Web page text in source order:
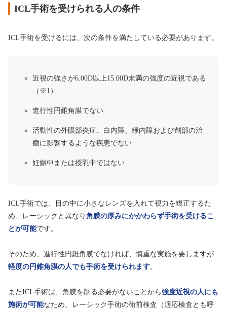
ICL手術を受けられる人の条件
ICL手術を受けるには、次の条件を満たしている必要があります。
近視の強さが6.00D以上15.00D未満の強度の近視である
（※1）
進行性円錐角膜でない
活動性の外眼部炎症、白内障、緑内障および創部の治
癒に影響するような疾患でない
妊娠中または授乳中ではない
ICL手術では、目の中に小さなレンズを入れて視力を矯正するた
め、レーシックと異なり 角膜の厚みにかかわらず手術を受けるこ
とが可能です。
そのため、進行性円錐角膜でなければ、慎重な実施を要しますが
軽度の円錐角膜の人でも手術を受けられます。
またICL手術は、角膜を削る必要がないことから強度近視の人にも
施術が可能なため、レーシック手術の術前検査（適応検査とも呼